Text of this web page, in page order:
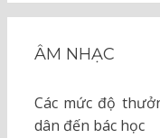
ÂM NHẠC
Các mức độ
dân đến bác học